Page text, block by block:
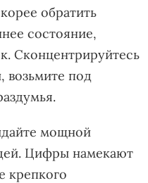
обратить
состояние,
Сконцентрируйтесь
возьмите под
мощной
Цифры намекают
крепкого